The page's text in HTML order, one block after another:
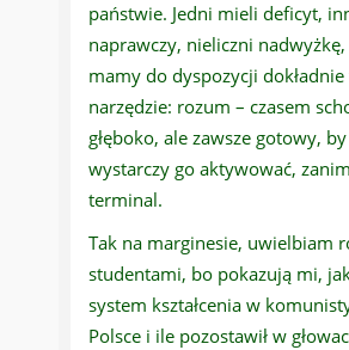
państwie. Jedni mieli deficyt,
naprawczy, nieliczni
mamy do dyspozycji
narzędzie: rozum – czasem
głęboko, ale zawsze gotowy, by
wystarczy go aktywować,
terminal.
Tak na marginesie, uwielbiam
studentami, bo pokazują mi,
system kształcenia w
Polsce i ile pozostawił w